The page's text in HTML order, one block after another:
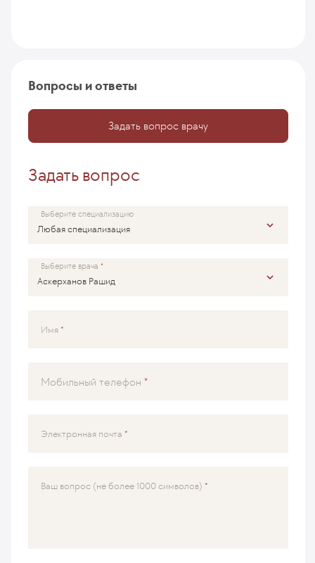
Вопросы и ответы
Задать вопрос врачу
Задать вопрос
Выберите специализацию
Выберите врача
Имя
Мобильный телефон
Электронная почта
Ваш вопрос (не более 1000 символов)